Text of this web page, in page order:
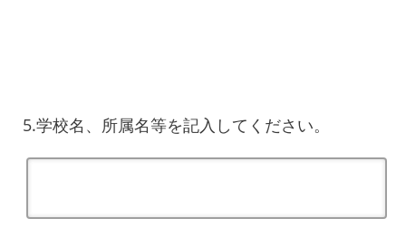
5.学校名、所属名等を記入してください。